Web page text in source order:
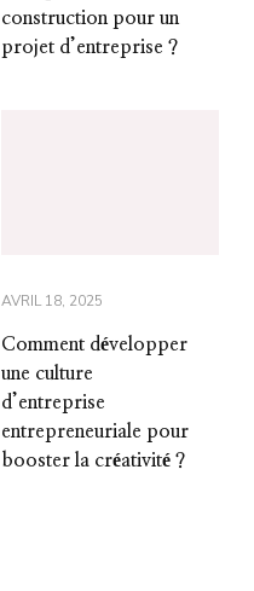
construction pour un
projet d’entreprise ?
AVRIL 18, 2025
Comment développer
une culture
d’entreprise
entrepreneuriale pour
booster la créativité ?